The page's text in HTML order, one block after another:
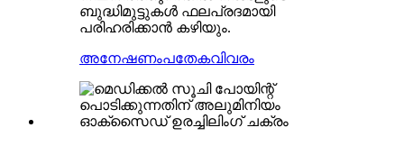
ബുദ്ധിമുട്ടുകൾ ഫലപ്രദമായി
പരിഹരിക്കാൻ കഴിയും.
അനേഷണംപതേകവിവരം